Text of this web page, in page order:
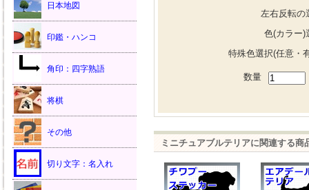
左右反転の
色(カラー)
特殊色選択(任意・
数量
ミニチュアブルテリアに関連する商
日本地図
印鑑・ハンコ
角印：四字熟語
将棋
その他
切り文字：名入れ